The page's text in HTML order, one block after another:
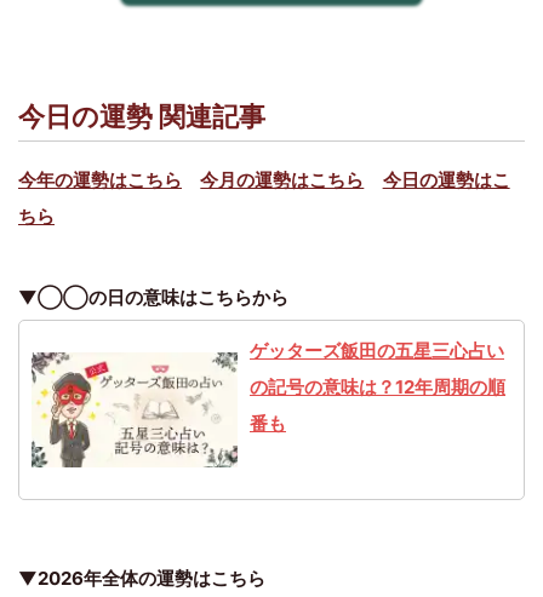
今日の運勢 関連記事
今年の運勢はこちら 今月の運勢はこちら
今日の運勢はこ
ちら
▼◯◯の日の意味はこちらから
ゲッターズ飯田の五星三心占い
の記号の意味は？12年周期の順
番も
▼2026年全体の運勢はこちら